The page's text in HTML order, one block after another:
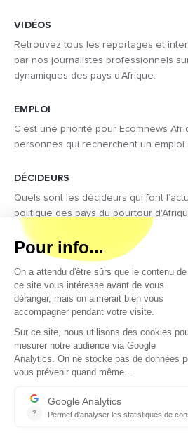
VIDÉOS
Retrouvez tous les reportages et
par nos journalistes professionnels
dynamiques des pays d'Afrique.
EMPLOI
C’est une priorité pour Ecomnews
personnes qui recherchent un emploi
DÉCIDEURS
Quels sont les décideurs qui font
politique des pays du pourtour
Copyright © 2026 - Tous droits
Qui sommes-nous ?
Contact